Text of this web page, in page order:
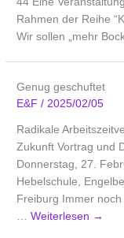
Rahmen der Reihe
Wir sollen „mehr
Genug geschuftet
E&F/ 2025/02/05
Radikale
Zukunft Vortrag und
Donnerstag, 27.
Hebelschule,
Freiburg Immer
…Weiterlesen →